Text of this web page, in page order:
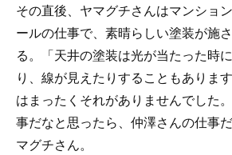
その直後、ヤマグチさんはマンショ
ールの仕事で、素晴らしい塗装が施
る。「天井の塗装は光が当たった時
り、線が見えたりすることもありま
はまったくそれがありませんでした
事だなと思ったら、仲澤さんの仕事
マグチさん。